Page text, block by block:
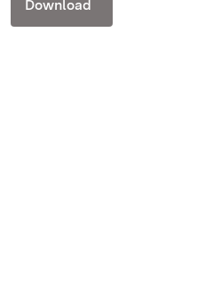
Download